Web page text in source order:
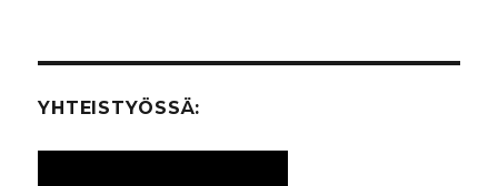
SIVU
YHTEISTYÖSSÄ: